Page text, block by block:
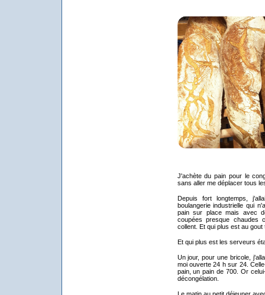
J'achète du pain pour le
sans aller me déplacer tous
Depuis fort longtemps,
boulangerie industrielle qui
pain sur place mais avec
coupées presque chaudes
collent. Et qui plus est au gout
Et qui plus est les serveurs
Un jour, pour une bricole,
moi ouverte 24 h sur 24.
pain, un pain de 700. Or
décongélation.